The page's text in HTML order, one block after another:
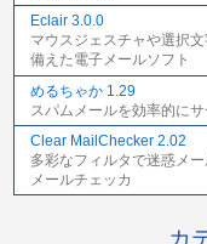
Eclair 3.0.0
マウスジェスチャや選択
備えた電子メールソフト
めるちゃか 1.29
スパムメールを効率的に
Clear MailChecker 2.02
多彩なフィルタで迷惑メ
メールチェッカ
カ